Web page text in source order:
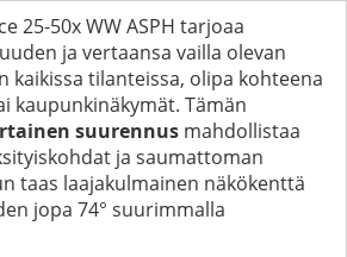
25-50x WW ASPH tarjoaa
ja vertaansa vailla olevan
kaikissa tilanteissa, olipa kohteena
kaupunkinäkymät. Tämän
suurennus mahdollistaa
ja saumattoman
taas laajakulmainen näkökenttä
jopa 74° suurimmalla